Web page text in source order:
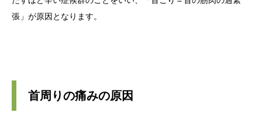
張」が原因となります。
首周りの痛みの原因